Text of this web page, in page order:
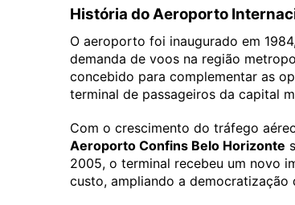
História do Aeroporto
O aeroporto foi inaugurado em
demanda de voos na região
concebido para complementar as
terminal de passageiros da capital
Com o crescimento do tráfego
Aeroporto Confins Belo Horizonte
2005, o terminal recebeu um novo
custo, ampliando a